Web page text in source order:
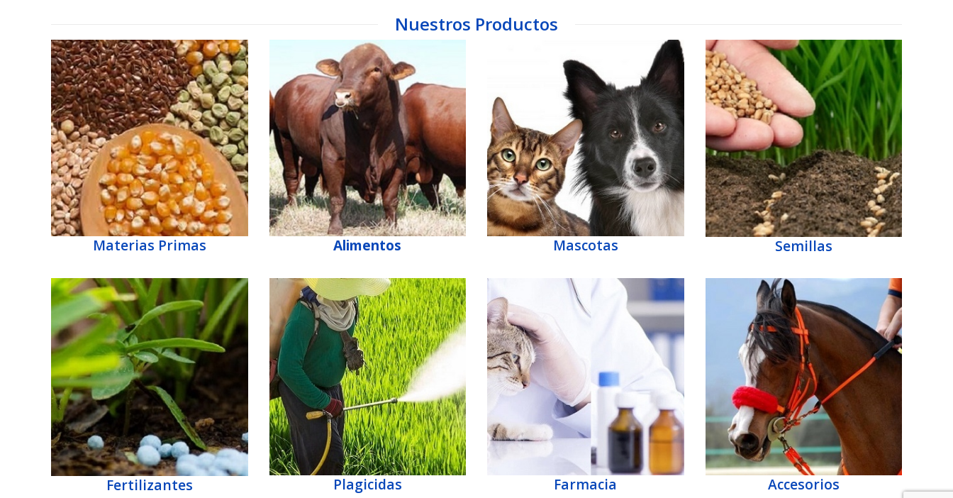
Nuestros Productos
Materias Primas Alimentos Mascotas Semillas
Fertilizantes Plagicidas Farmacia Accesorios